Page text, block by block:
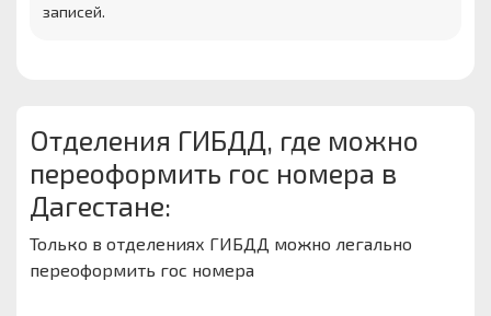
записей.
Отделения ГИБДД, где можно
переоформить гос номера в
Дагестане:
Только в отделениях ГИБДД можно легально
переоформить гос номера